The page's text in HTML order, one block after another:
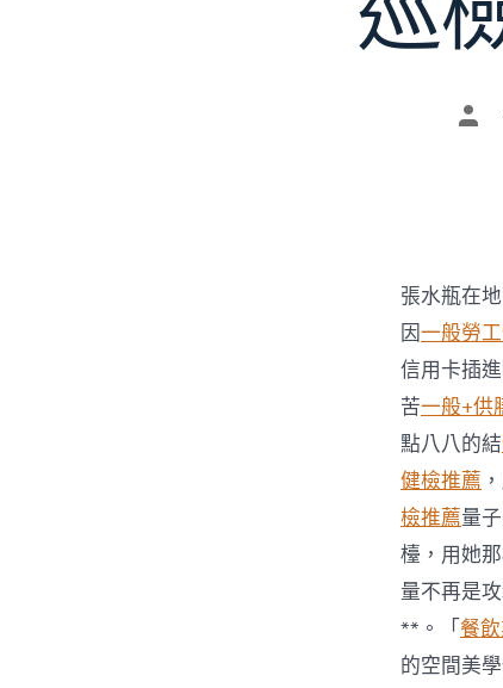
文
張水瓶在
因一般勞
信用卡插
苦一般+供
點八八的結
健檢推薦
檢推薦量
檯，用她
量不再是
**。「餐
的空間美